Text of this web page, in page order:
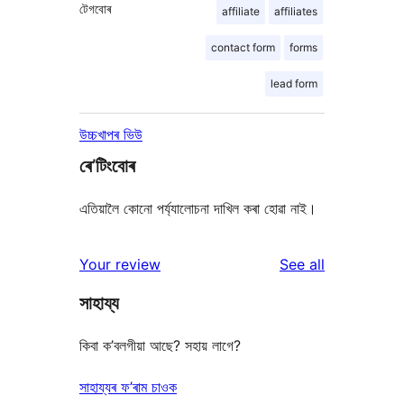
affiliate affiliates
contact form forms
lead form
টেগবোৰ
উচ্চখাপৰ ভিউ
ৰে’টিংবোৰ
এতিয়ালৈ কোনো পৰ্য্যালোচনা দাখিল কৰা হোৱা নাই।
Your review See all
সাহায্য
কিবা ক’বলগীয়া আছে? সহায় লাগে?
সাহায্যৰ ফ’ৰাম চাওক